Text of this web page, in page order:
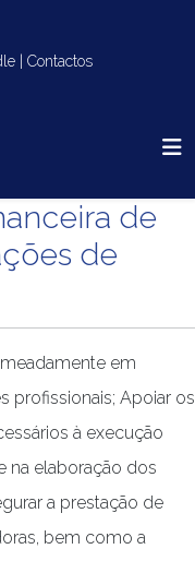
Contactos
de
de
em
profissionais; Apoiar os
à execução
na elaboração dos
a prestação de
bem como a